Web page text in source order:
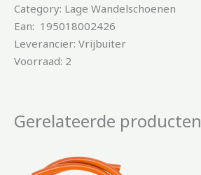
Category: Lage Wandelschoenen
Ean: 195018002426
Leverancier: Vrijbuiter
Voorraad: 2
Gerelateerde producten